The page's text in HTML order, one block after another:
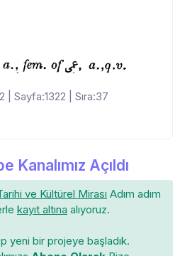
| Sayfa:1322 | Sıra:37
Kanalımız Açıldı
ve Kültürel Mirası Adım adım
kayıt altına alıyoruz.
yeni bir projeye başladık.